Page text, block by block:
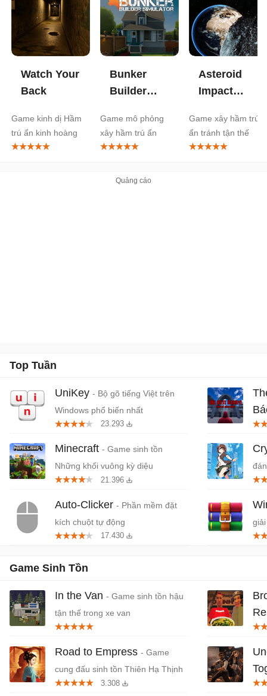
Watch Your
Back
Game kinh dị Hầm
trú ẩn kinh hoàng
Bunker
Builder
Game mô phỏng
xây hầm trú ẩn
Asteroid
Impact
Game xây hầm trú
ẩn tránh tận thế
Top Tuần
UniKey - Bộ gõ tiếng Việt trên
Windows phổ biến nhất
23.293
Minecraft - Game sinh tồn
Những khối vuông kỳ diệu
21.396
Auto-Clicker - Phần mềm đặt
kích chuột tự động
17.430
Game Sinh Tồn
In the Van - Game sinh tồn hậu
tận thế trong xe van
Road to Empress - Game
cung đấu sinh tồn Thiên Hạ Thịnh
Thế
3.308